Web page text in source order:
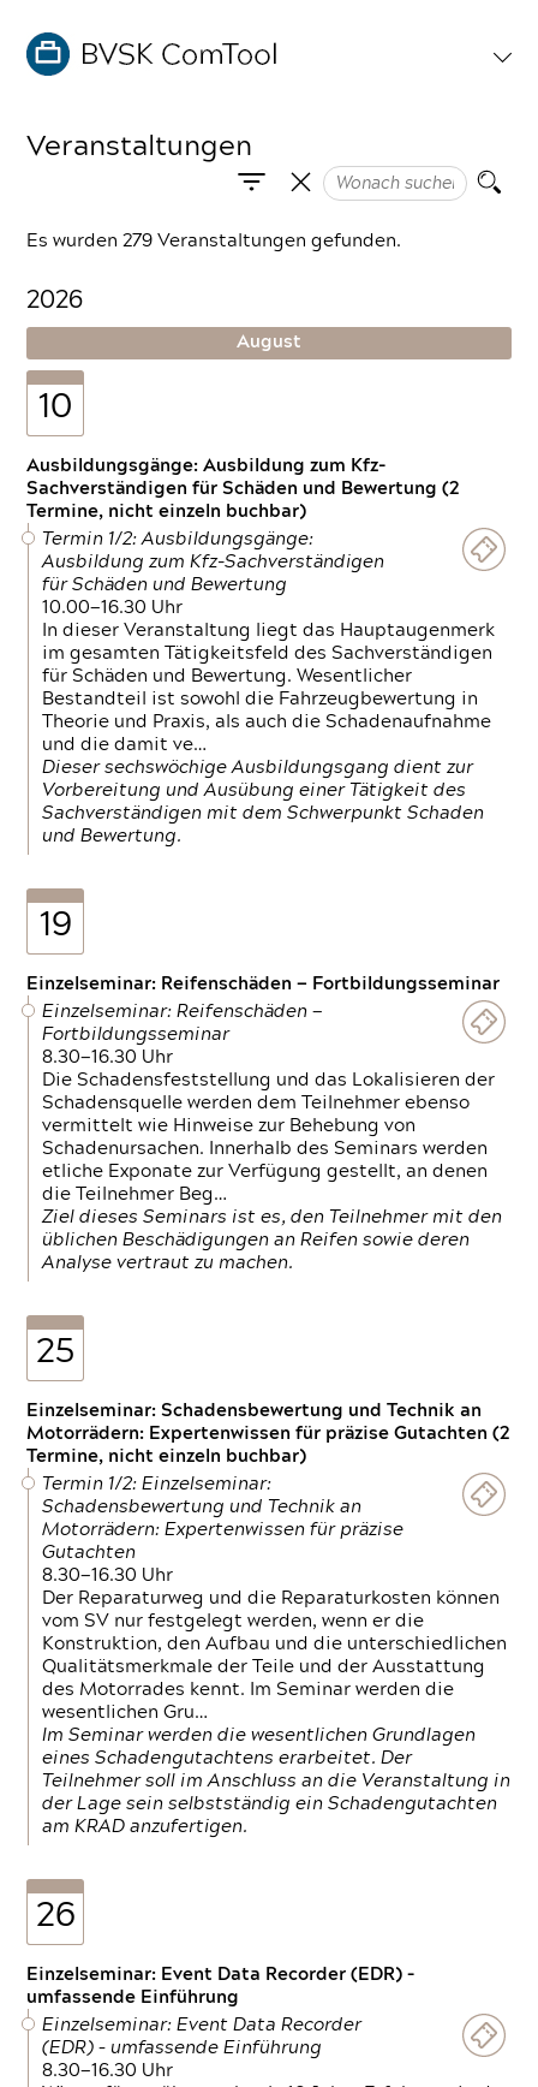
Veranstaltungen
Es wurden 279 Veranstaltungen gefunden.
2026
August
10
Ausbildungsgänge: Ausbildung zum Kfz-
Sachverständigen für Schäden und Bewertung (2
Termine, nicht einzeln buchbar)
Termin 1/2: Ausbildungsgänge:
Ausbildung zum Kfz-Sachverständigen
für Schäden und Bewertung
10.00—16.30 Uhr
In dieser Veranstaltung liegt das Hauptaugenmerk
im gesamten Tätigkeitsfeld des Sachverständigen
für Schäden und Bewertung. Wesentlicher
Bestandteil ist sowohl die Fahrzeugbewertung in
Theorie und Praxis, als auch die Schadenaufnahme
und die damit ve…
Dieser sechswöchige Ausbildungsgang dient zur
Vorbereitung und Ausübung einer Tätigkeit des
Sachverständigen mit dem Schwerpunkt Schaden
und Bewertung.
19
Einzelseminar: Reifenschäden — Fortbildungsseminar
Einzelseminar: Reifenschäden —
Fortbildungsseminar
8.30—16.30 Uhr
Die Schadensfeststellung und das Lokalisieren der
Schadensquelle werden dem Teilnehmer ebenso
vermittelt wie Hinweise zur Behebung von
Schadenursachen. Innerhalb des Seminars werden
etliche Exponate zur Verfügung gestellt, an denen
die Teilnehmer Beg…
Ziel dieses Seminars ist es, den Teilnehmer mit den
üblichen Beschädigungen an Reifen sowie deren
Analyse vertraut zu machen.
25
Einzelseminar: Schadensbewertung und Technik an
Motorrädern: Expertenwissen für präzise Gutachten (2
Termine, nicht einzeln buchbar)
Termin 1/2: Einzelseminar:
Schadensbewertung und Technik an
Motorrädern: Expertenwissen für präzise
Gutachten
8.30—16.30 Uhr
Der Reparaturweg und die Reparaturkosten können
vom SV nur festgelegt werden, wenn er die
Konstruktion, den Aufbau und die unterschiedlichen
Qualitätsmerkmale der Teile und der Ausstattung
des Motorrades kennt. Im Seminar werden die
wesentlichen Gru…
Im Seminar werden die wesentlichen Grundlagen
eines Schadengutachtens erarbeitet. Der
Teilnehmer soll im Anschluss an die Veranstaltung in
der Lage sein selbstständig ein Schadengutachten
am KRAD anzufertigen.
26
Einzelseminar: Event Data Recorder (EDR) –
umfassende Einführung
Einzelseminar: Event Data Recorder
(EDR) – umfassende Einführung
8.30—16.30 Uhr